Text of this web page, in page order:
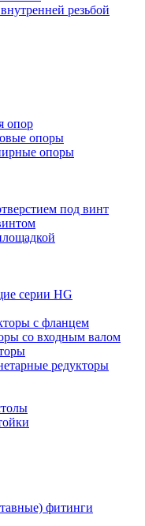
резьбой
опор
опоры
опоры
под винт
серии HG
с фланцем
со входным валом
редукторы
фитинги